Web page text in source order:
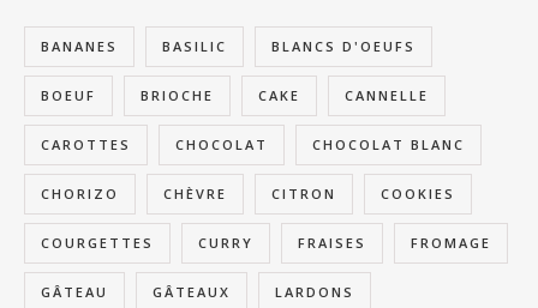
BANANES BASILIC BLANCS D'OEUFS
BOEUF BRIOCHE CAKE CANNELLE
CAROTTES CHOCOLAT CHOCOLAT BLANC
CHORIZO CHÈVRE CITRON COOKIES
COURGETTES CURRY FRAISES FROMAGE
GÂTEAU GÂTEAUX LARDONS